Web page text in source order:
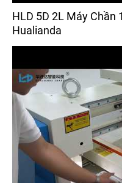
HLD 5D 2L Máy Chần
Hualianda